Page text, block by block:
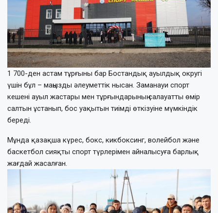
1 700-ден астам тұрғыны бар Бостандық ауылдық округі
үшін бұл – маңызды әлеуметтік нысан. Заманауи спорт
кешені ауыл жастары мен тұрғындарының салауатты өмір
салтын ұстанып, бос уақытын тиімді өткізуіне мүмкіндік
береді.
Мұнда қазақша күрес, бокс, кикбоксинг, волейбол және
баскетбол сияқты спорт түрлерімен айналысуға барлық
жағдай жасалған.